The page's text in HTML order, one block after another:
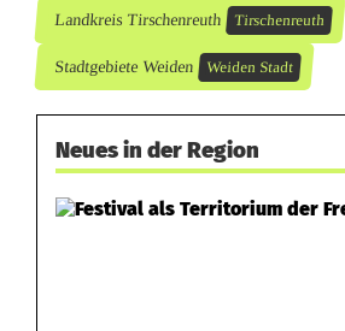
Landkreis Tirschenreuth Tirschenreuth
Stadtgebiete Weiden Weiden Stadt
Neues in der Region